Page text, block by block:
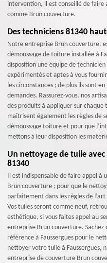
intervention, il est conseillé de faire
comme Brun couverture.
Des techniciens 81340
Notre entreprise Brun couverture,
démoussage de toiture installée à
disposition une équipe de
expérimentés et aptes à vous
les circonstances ; de plus ils sont
demandes. Rassurez-vous, nos
des produits à appliquer sur
maîtrisent également les règles de
démoussage toiture et pour que
mettons à leur disposition les
Un nettoyage de tuile
81340
Il est indispensable de faire appel à
Brun couverture ; pour que le
parfaitement dans les règles de
Vos tuiles seront comme neuf,
esthétique, si vous faites appel au
entreprise Brun couverture. Sachez
référence à Faussergues pour le
nettoyer votre tuile à Faussergues,
entreprise de couverture Brun